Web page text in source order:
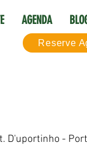
AGENDA
Reserve
D'uportinho -